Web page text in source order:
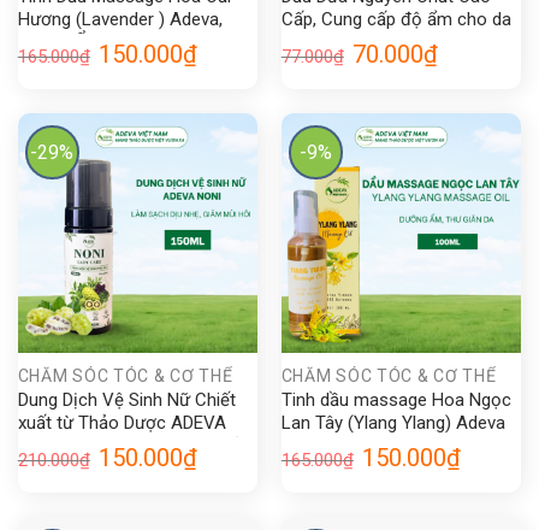
Hương (Lavender ) Adeva,
Dưỡng Ẩm Cho Da Body Oil
Massage Oil
165.000₫ Giá
gốc
150.000₫Giá
150.000₫.
Cấp, Cung cấp độ ẩm cho da
căng mịn – Adeva Noni 100
ml
77.000₫ Giá
gốc
70.000₫Giá
70.000₫.
-29%
CHĂM SÓC TÓC & CƠ THỂ
Dung Dịch Vệ Sinh Nữ Chiết
xuất từ Thảo Dược ADEVA
NON, Làm Sạch Dịu Nhẹ, Giảm
Mùi Hôi 150ml
210.000₫ Giá
gốc
150.000₫Giá
-9%
CHĂM SÓC TÓC & CƠ THỂ
Tinh dầu massage Hoa Ngọc
Lan Tây (Ylang Ylang) Adeva
Noni 100ML
165.000₫ Giá
gốc
150.000₫Giá